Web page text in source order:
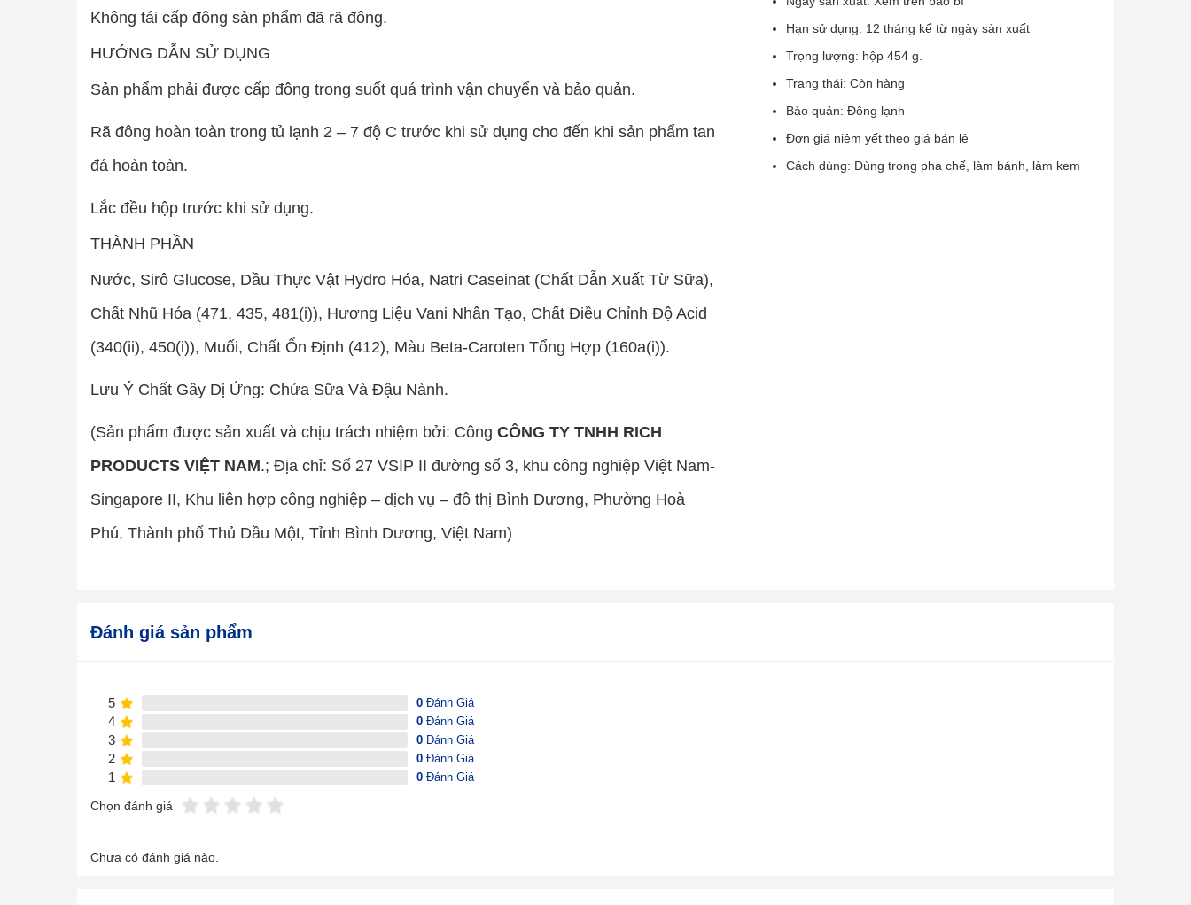
Không tái cấp đông sản phẩm đã rã đông.
HƯỚNG DẪN SỬ DỤNG
Sản phẩm phải được cấp đông trong suốt quá trình vận chuyển và bảo quản.
Rã đông hoàn toàn trong tủ lạnh 2 – 7 độ C trước khi sử dụng cho đến khi sản phẩm tan
đá hoàn toàn.
Lắc đều hộp trước khi sử dụng.
THÀNH PHẦN
Nước, Sirô Glucose, Dầu Thực Vật Hydro Hóa, Natri Caseinat (Chất Dẫn Xuất Từ Sữa),
Chất Nhũ Hóa (471, 435, 481(i)), Hương Liệu Vani Nhân Tạo, Chất Điều Chỉnh Độ Acid
(340(ii), 450(i)), Muối, Chất Ổn Định (412), Màu Beta-Caroten Tổng Hợp (160a(i)).
Lưu Ý Chất Gây Dị Ứng: Chứa Sữa Và Đậu Nành.
(Sản phẩm được sản xuất và chịu trách nhiệm bởi: Công CÔNG TY TNHH RICH
PRODUCTS VIỆT NAM.; Địa chỉ: Số 27 VSIP II đường số 3, khu công nghiệp Việt Nam-
Singapore II, Khu liên hợp công nghiệp – dịch vụ – đô thị Bình Dương, Phường Hoà
Phú, Thành phố Thủ Dầu Một, Tỉnh Bình Dương, Việt Nam)
Hạn sử dụng: 12 tháng kể từ ngày sản xuất
Trọng lượng: hộp 454 g.
Trạng thái: Còn hàng
Bảo quản: Đông lạnh
Đơn giá niêm yết theo giá bán lẻ
Cách dùng: Dùng trong pha chế, làm bánh, làm kem
Đánh giá sản phẩm
5 0 Đánh Giá
4 0 Đánh Giá
3 0 Đánh Giá
2 0 Đánh Giá
1 0 Đánh Giá
Chọn đánh giá
Chưa có đánh giá nào.